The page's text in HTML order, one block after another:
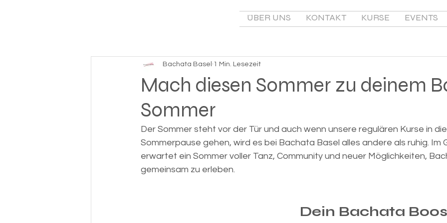
ÜBER UNS KONTAKT KURSE EVENTS
Mach diesen Sommer zu deinem
Sommer
Bachata Basel 1 Min. Lesezeit
Der Sommer steht vor der Tür und auch wenn unsere regulären Kurse in die
Sommerpause gehen, wird es bei Bachata Basel alles andere als ruhig. Im
erwartet ein Sommer voller Tanz, Community und neuer Möglichkeiten,
gemeinsam zu erleben.
Dein Bachata